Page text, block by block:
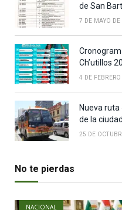
de San
7 DE MAYO
Ch’utillos
4 DE
Nueva ruta
de la
25 DE
No te pierdas
NACIONAL